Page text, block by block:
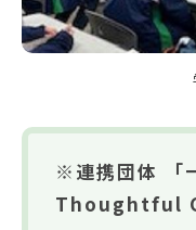
※連携団体 「
Thoughtful